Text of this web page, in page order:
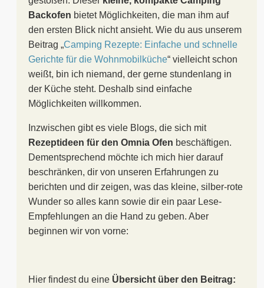
Backofen bietet Möglichkeiten, die man ihm auf
den ersten Blick nicht ansieht. Wie du aus unserem
Beitrag „Camping Rezepte: Einfache und schnelle
Gerichte für die Wohnmobilküche“ vielleicht schon
weißt, bin ich niemand, der gerne stundenlang in
der Küche steht. Deshalb sind einfache
Möglichkeiten willkommen.
Inzwischen gibt es viele Blogs, die sich mit
Rezeptideen für den Omnia Ofen beschäftigen.
Dementsprechend möchte ich mich hier darauf
beschränken, dir von unseren Erfahrungen zu
berichten und dir zeigen, was das kleine, silber-rote
Wunder so alles kann sowie dir ein paar Lese-
Empfehlungen an die Hand zu geben. Aber
beginnen wir von vorne:
Hier findest du eine Übersicht über den Beitrag: